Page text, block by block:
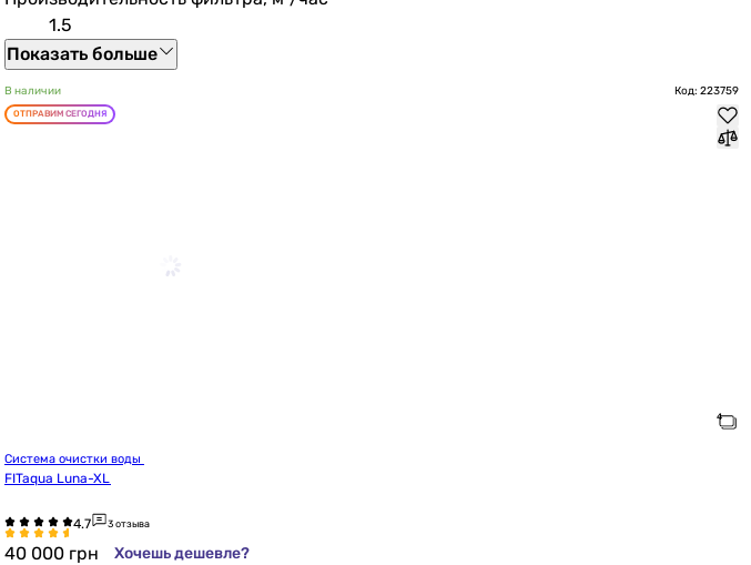
1.5
Показать больше
В наличии Код: 223759
ОТПРАВИМ СЕГОДНЯ
FITaqua Luna-XL
3 отзыва
40 000 грн Хочешь дешевле?